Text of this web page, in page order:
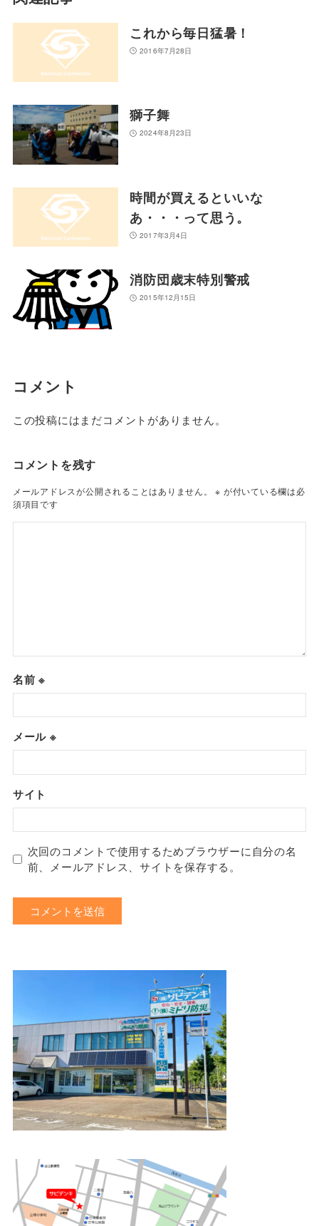
これから毎日猛暑！
2016年7月28日
獅子舞
2024年8月23日
時間が買えるといいな
あ・・・って思う。
2017年3月4日
消防団歳末特別警戒
2015年12月15日
コメント
この投稿にはまだコメントがありません。
コメントを残す
メールアドレスが公開されることはありません。 ※ が付いている欄は必
須項目です
名前※
メール ※
サイト
次回のコメントで使用するためブラウザーに自分の名
前、メールアドレス、サイトを保存する。